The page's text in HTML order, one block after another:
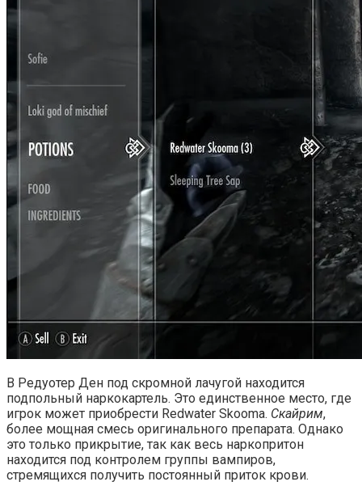
В Редуотер Ден под скромной лачугой находится
подпольный наркокартель. Это единственное место, где
игрок может приобрести Redwater Skooma. Скайрим,
более мощная смесь оригинального препарата. Однако
это только прикрытие, так как весь наркопритон
находится под контролем группы вампиров,
стремящихся получить постоянный приток крови.